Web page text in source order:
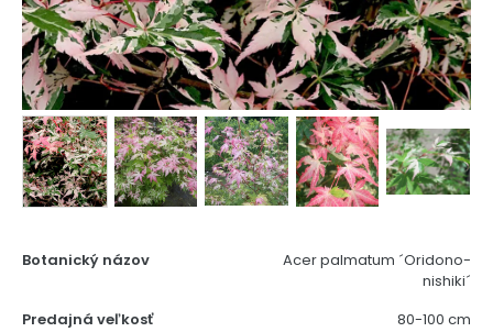
Botanický názov
Acer palmatum ´Oridono-
nishiki´
Predajná veľkosť
80-100 cm